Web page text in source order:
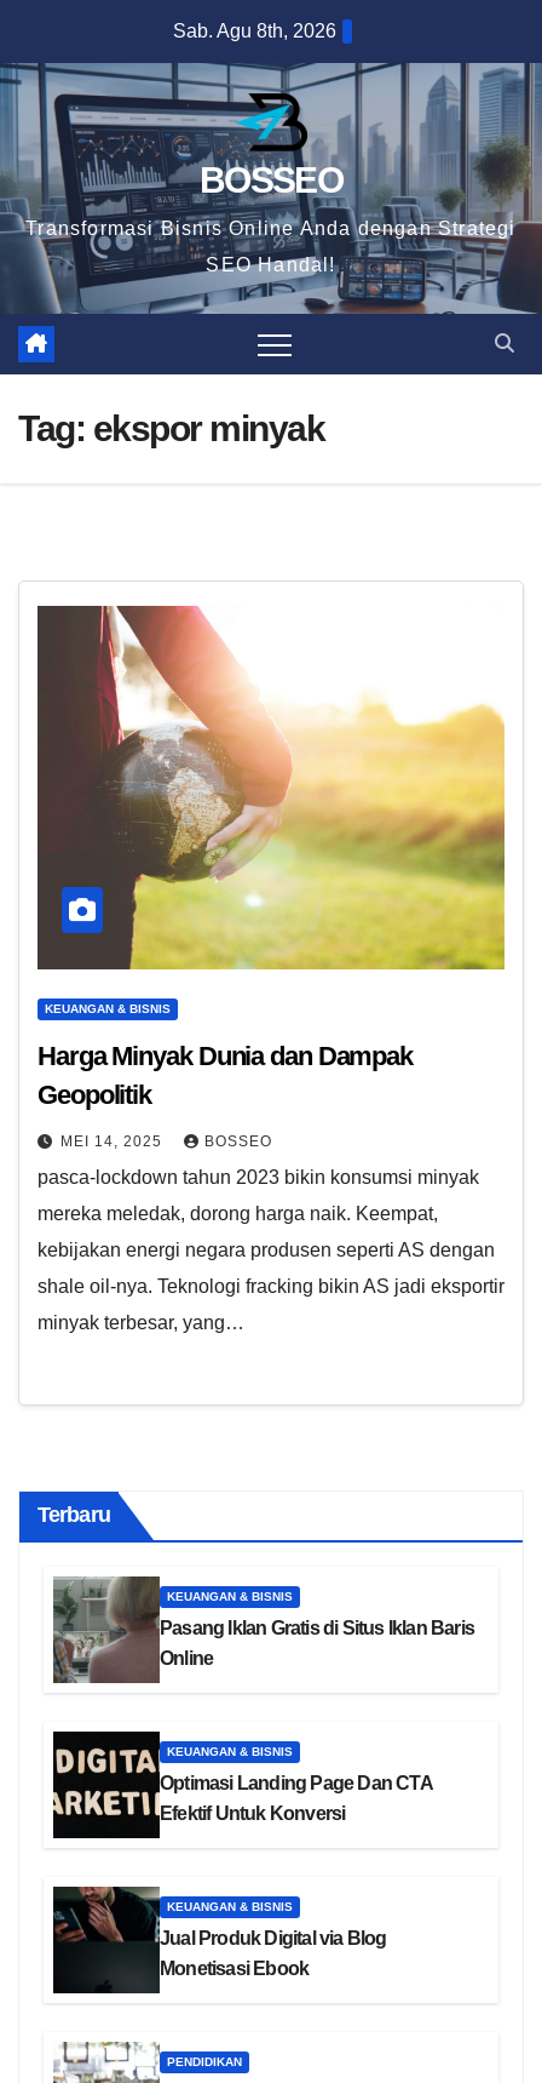
content
Sab. Agu 8th, 2026
BOSSEO
Transformasi Bisnis Online Anda dengan Strategi
SEO Handal!
Tag: ekspor minyak
KEUANGAN & BISNIS
Harga Minyak Dunia dan Dampak
Geopolitik
MEI 14, 2025 BOSSEO
pasca-lockdown tahun 2023 bikin konsumsi minyak
mereka meledak, dorong harga naik. Keempat,
kebijakan energi negara produsen seperti AS dengan
shale oil-nya. Teknologi fracking bikin AS jadi eksportir
minyak terbesar, yang…
Terbaru
KEUANGAN & BISNIS
Pasang Iklan Gratis di Situs Iklan Baris
Online
KEUANGAN & BISNIS
Optimasi Landing Page Dan CTA
Efektif Untuk Konversi
KEUANGAN & BISNIS
Jual Produk Digital via Blog
Monetisasi Ebook
PENDIDIKAN